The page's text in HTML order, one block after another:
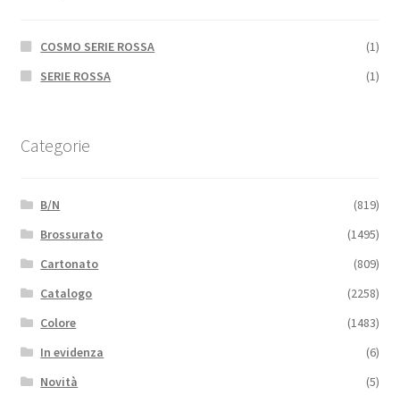
COSMO SERIE ROSSA
(1)
SERIE ROSSA
(1)
Categorie
B/N
(819)
Brossurato
(1495)
Cartonato
(809)
Catalogo
(2258)
Colore
(1483)
In evidenza
(6)
Novità
(5)